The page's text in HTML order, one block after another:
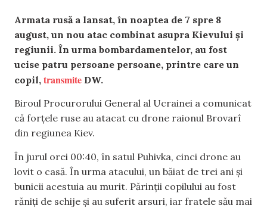
Armata rusă a lansat, în noaptea de 7 spre 8
august, un nou atac combinat asupra Kievului și
regiunii. În urma bombardamentelor, au fost
ucise patru persoane persoane, printre care un
copil, transmite DW.
Biroul Procurorului General al Ucrainei a comunicat
că forțele ruse au atacat cu drone raionul Brovarî
din regiunea Kiev.
În jurul orei 00:40, în satul Puhivka, cinci drone au
lovit o casă. În urma atacului, un băiat de trei ani și
bunicii acestuia au murit. Părinții copilului au fost
răniți de schije și au suferit arsuri, iar fratele său mai